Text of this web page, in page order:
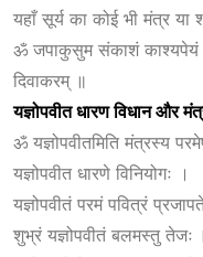
यहाँ सूर्य का कोई भी मंत्र
ॐ जपाकुसुम संकाशं काश्यपेयं
दिवाकरम् ॥
यज्ञोपवीतधारणविधानऔर
ॐ यज्ञोपवीतमिति मंत्रस्य
यज्ञोपवीत धारणे विनियोगः ।
यज्ञोपवीतं परमं पवित्रं
शुभ्रं यज्ञोपवीतं बलमस्तु तेजः